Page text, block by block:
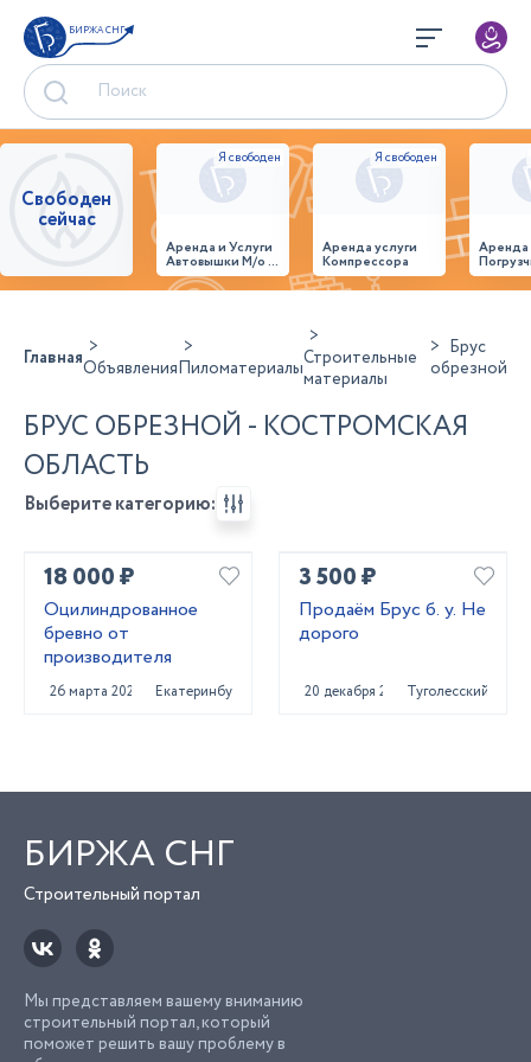
БИРЖА СНГ
Свободен
сейчас
Аренда и Услуги
Автовышки М/о г.
Домодедово
26,28,32 место
Аренда услуги
Компрессора
ГлавнаяОбъявленияПиломатериалыСтроительные
материалы
Брус
обрезной
БРУС ОБРЕЗНОЙ - КОСТРОМСКАЯ
ОБЛАСТЬ
Выберите категорию:
18 000 ₽
Оцилиндрованное
бревно от
производителя
26 марта 2022 Екатеринбург
3 500 ₽
Продаём Брус б. у. Не
дорого
20 декабря 2020Туголесский Бор
БИРЖА СНГ
Строительный портал
Мы представляем вашему вниманию
строительный портал, который
поможет решить вашу проблему в